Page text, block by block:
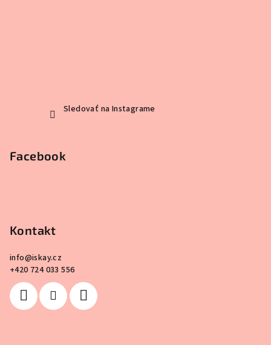
Sledovať na Instagrame
Facebook
Kontakt
info@iskay.cz
+420 724 033 556